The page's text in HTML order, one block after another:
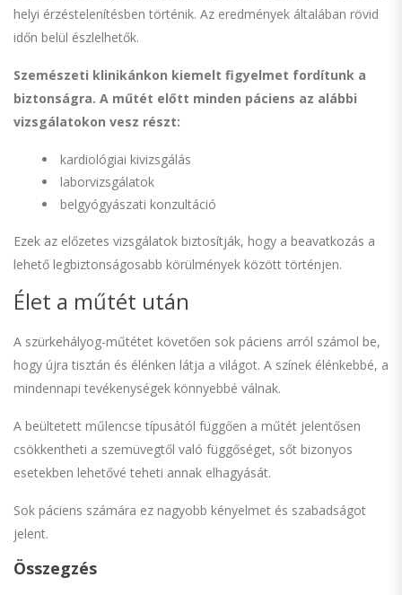
helyi érzéstelenítésben történik. Az eredmények általában rövid
időn belül észlelhetők.
Szemészeti klinikánkon kiemelt figyelmet fordítunk a
biztonságra. A műtét előtt minden páciens az alábbi
vizsgálatokon vesz részt:
kardiológiai kivizsgálás
laborvizsgálatok
belgyógyászati konzultáció
Ezek az előzetes vizsgálatok biztosítják, hogy a beavatkozás a
lehető legbiztonságosabb körülmények között történjen.
Élet a műtét után
A szürkehályog-műtétet követően sok páciens arról számol be,
hogy újra tisztán és élénken látja a világot. A színek élénkebbé, a
mindennapi tevékenységek könnyebbé válnak.
A beültetett műlencse típusától függően a műtét jelentősen
csökkentheti a szemüvegtől való függőséget, sőt bizonyos
esetekben lehetővé teheti annak elhagyását.
Sok páciens számára ez nagyobb kényelmet és szabadságot
jelent.
Összegzés